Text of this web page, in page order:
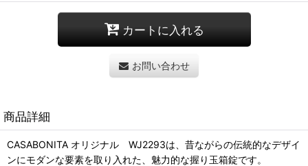
カートに入れる
お問い合わせ
商品詳細
CASABONITA オリジナル WJ2293は、昔ながらの伝統的なデザイ
ンにモダンな要素を取り入れた、魅力的な握り玉箱錠です。